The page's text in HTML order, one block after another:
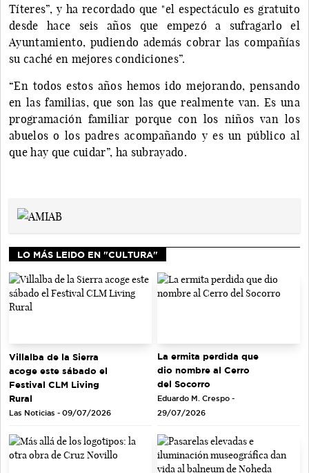
Títeres”, y ha recordado que "el espectáculo es gratuito
desde hace seis años que empezó a sufragarlo el
Ayuntamiento, pudiendo además cobrar las compañías
su caché en mejores condiciones”.
“En todos estos años hemos ido mejorando, pensando
en las familias, que son las que realmente van. Es una
programación familiar porque con los niños van los
abuelos o los padres acompañando y es un público al
que hay que cuidar”, ha subrayado.
LO MÁS LEIDO EN "CULTURA"
Villalba de la Sierra
acoge este sábado el
Festival CLM Living
Rural
Las Noticias - 09/07/2026
La ermita perdida que
dio nombre al Cerro
del Socorro
Eduardo M. Crespo -
29/07/2026